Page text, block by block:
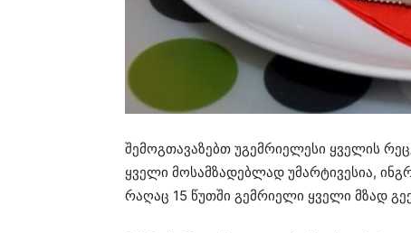
შემოგთავაზებთ უგემრიელესი ყველის
ყველი მოსამზადებლად უმარტივესია,
რაღაც 15 წუთში გემრიელი ყველი მზად